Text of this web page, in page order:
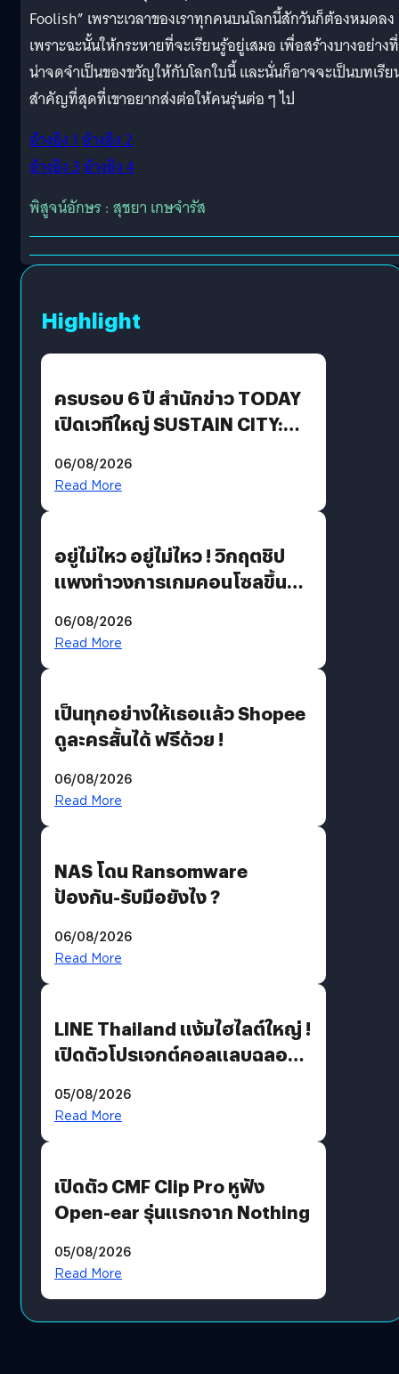
Foolish” เพราะเวลาของเราทุกคนบนโลกนี้สักวันก็ต้องหมดลง
เพราะฉะนั้นให้กระหายที่จะเรียนรู้อยู่เสมอ เพื่อสร้างบางอย่างที่
น่าจดจำเป็นของขวัญให้กับโลกใบนี้ และนั่นก็อาจจะเป็นบทเรี
สำคัญที่สุดที่เขาอยากส่งต่อให้คนรุ่นต่อ ๆ ไป
อ้างอิง 1อ้างอิง 2
อ้างอิง 3อ้างอิง 4
พิสูจน์อักษร : สุชยา เกษจำรัส
Highlight
ครบรอบ 6 ปี สำนักข่าว TODAY
เปิดเวทีใหญ่ SUSTAIN CITY:
แนวทางปรับตัวสู่เศรษฐกิจสี
06/08/2026
Read More
อยู่ไม่ไหว อยู่ไม่ไหว ! วิกฤตชิป
แพงทำวงการเกมคอนโซลขึ้น
?
06/08/2026
Read More
เป็นทุกอย่างให้เธอแล้ว Shopee
ดูละครสั้นได้ ฟรีด้วย !
06/08/2026
Read More
NAS โดน Ransomware
ป้องกัน-รับมือยังไง ?
06/08/2026
Read More
LINE Thailand แง้มไฮไลต์ใหญ่ !
เปิดตัวโปรเจกต์คอลแลบฉลอง
Moon x LINE FRIENDS
05/08/2026
Read More
เปิดตัว CMF Clip Pro หูฟัง
Open-ear รุ่นแรกจาก Nothing
05/08/2026
Read More